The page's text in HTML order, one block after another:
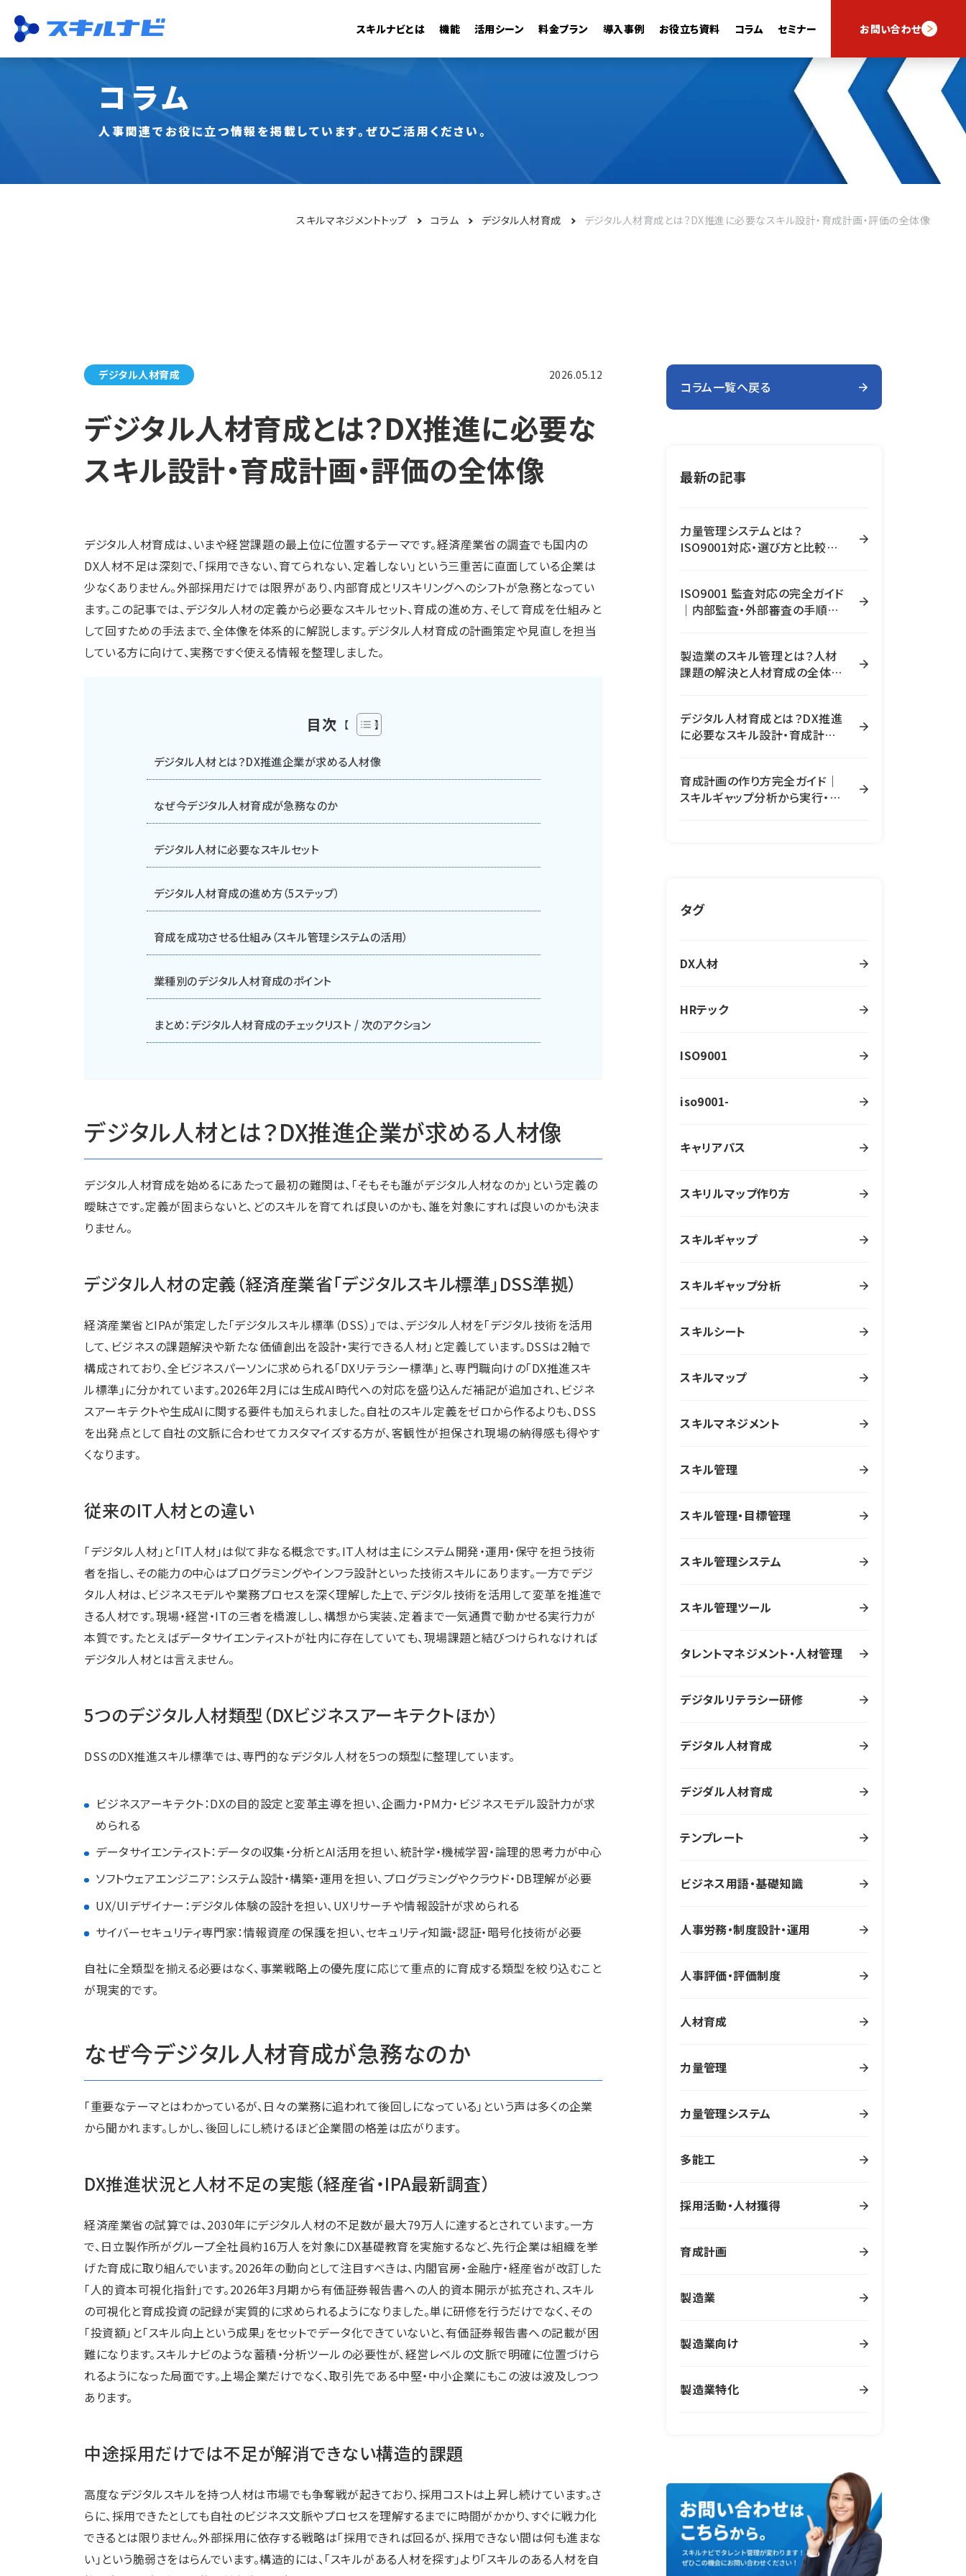
スキルナビとは 機能
機能一覧スキル管理
活用シーン
ISO運用収集・一元管理
料金プラン 導入事例 お役立ち資料 コラム セミナー お問い合わせ
コラム
人事関連でお役に立つ情報を掲載しています。ぜひご活用ください。
スキルマネジメントトップ コラム デジタル人材育成 デジタル人材育成とは？DX推進に必要なスキル設計・育成計画・評価の全体像
デジタル人材育成 2026.05.12
デジタル人材育成とは？DX推進に必要な
スキル設計・育成計画・評価の全体像
デジタル人材育成は、いまや経営課題の最上位に位置するテーマです。経済産業省の調査でも国内の
DX人材不足は深刻で、「採用できない、育てられない、定着しない」という三重苦に直面している企業は
少なくありません。外部採用だけでは限界があり、内部育成とリスキリングへのシフトが急務となってい
ます。この記事では、デジタル人材の定義から必要なスキルセット、育成の進め方、そして育成を仕組みと
して回すための手法まで、全体像を体系的に解説します。デジタル人材育成の計画策定や見直しを担当
している方に向けて、実務ですぐ使える情報を整理しました。
目次
デジタル人材とは？DX推進企業が求める人材像
なぜ今デジタル人材育成が急務なのか
デジタル人材に必要なスキルセット
デジタル人材育成の進め方（5ステップ）
育成を成功させる仕組み（スキル管理システムの活用）
業種別のデジタル人材育成のポイント
まとめ：デジタル人材育成のチェックリスト / 次のアクション
デジタル人材とは？DX推進企業が求める人材像
デジタル人材育成を始めるにあたって最初の難関は、「そもそも誰がデジタル人材なのか」という定義の
曖昧さです。定義が固まらないと、どのスキルを育てれば良いのかも、誰を対象にすれば良いのかも決ま
りません。
デジタル人材の定義（経済産業省「デジタルスキル標準」DSS準拠）
経済産業省とIPAが策定した「デジタルスキル標準（DSS）」では、デジタル人材を「デジタル技術を活用
して、ビジネスの課題解決や新たな価値創出を設計・実行できる人材」と定義しています。DSSは2軸で
構成されており、全ビジネスパーソンに求められる「DXリテラシー標準」と、専門職向けの「DX推進スキ
ル標準」に分かれています。2026年2月には生成AI時代への対応を盛り込んだ補記が追加され、ビジネ
スアーキテクトや生成AIに関する要件も加えられました。自社のスキル定義をゼロから作るよりも、DSS
を出発点として自社の文脈に合わせてカスタマイズする方が、客観性が担保され現場の納得感も得やす
くなります。
従来のIT人材との違い
「デジタル人材」と「IT人材」は似て非なる概念です。IT人材は主にシステム開発・運用・保守を担う技術
者を指し、その能力の中心はプログラミングやインフラ設計といった技術スキルにあります。一方でデジ
タル人材は、ビジネスモデルや業務プロセスを深く理解した上で、デジタル技術を活用して変革を推進で
きる人材です。現場・経営・ITの三者を橋渡しし、構想から実装、定着まで一気通貫で動かせる実行力が
本質です。たとえばデータサイエンティストが社内に存在していても、現場課題と結びつけられなければ
デジタル人材とは言えません。
5つのデジタル人材類型（DXビジネスアーキテクトほか）
DSSのDX推進スキル標準では、専門的なデジタル人材を5つの類型に整理しています。
ビジネスアーキテクト：DXの目的設定と変革主導を担い、企画力・PM力・ビジネスモデル設計力が求
められる
データサイエンティスト：データの収集・分析とAI活用を担い、統計学・機械学習・論理的思考力が中心
ソフトウェアエンジニア：システム設計・構築・運用を担い、プログラミングやクラウド・DB理解が必要
UX/UIデザイナー：デジタル体験の設計を担い、UXリサーチや情報設計が求められる
サイバーセキュリティ専門家：情報資産の保護を担い、セキュリティ知識・認証・暗号化技術が必要
自社に全類型を揃える必要はなく、事業戦略上の優先度に応じて重点的に育成する類型を絞り込むこと
が現実的です。
なぜ今デジタル人材育成が急務なのか
「重要なテーマとはわかっているが、日々の業務に追われて後回しになっている」という声は多くの企業
から聞かれます。しかし、後回しにし続けるほど企業間の格差は広がります。
DX推進状況と人材不足の実態（経産省・IPA最新調査）
経済産業省の試算では、2030年にデジタル人材の不足数が最大79万人に達するとされています。一方
で、日立製作所がグループ全社員約16万人を対象にDX基礎教育を実施するなど、先行企業は組織を挙
げた育成に取り組んでいます。2026年の動向として注目すべきは、内閣官房・金融庁・経産省が改訂した
「人的資本可視化指針」です。2026年3月期から有価証券報告書への人的資本開示が拡充され、スキル
の可視化と育成投資の記録が実質的に求められるようになりました。単に研修を行うだけでなく、その
「投資額」と「スキル向上という成果」をセットでデータ化できていないと、有価証券報告書への記載が困
難になります。スキルナビのような蓄積・分析ツールの必要性が、経営レベルの文脈で明確に位置づけら
れるようになった局面です。上場企業だけでなく、取引先である中堅・中小企業にもこの波は波及しつつ
あります。
中途採用だけでは不足が解消できない構造的課題
高度なデジタルスキルを持つ人材は市場でも争奪戦が起きており、採用コストは上昇し続けています。さ
らに、採用できたとしても自社のビジネス文脈やプロセスを理解するまでに時間がかかり、すぐに戦力化
できるとは限りません。外部採用に依存する戦略は「採用できれば回るが、採用できない間は何も進まな
い」という脆弱さをはらんでいます。構造的には、「スキルがある人材を探す」より「スキルのある人材を自
コラム一覧へ戻る
最新の記事
力量管理システムとは？
ISO9001対応・選び方と比較の
ISO9001 監査対応の完全ガイド
｜内部監査・外部審査の手順と
製造業のスキル管理とは？人材
課題の解決と人材育成の全体像
デジタル人材育成とは？DX推進
に必要なスキル設計・育成計画・
育成計画の作り方完全ガイド｜
スキルギャップ分析から実行・効
タグ
DX人材
HRテック
ISO9001
iso9001-
キャリアパス
スキリルマップ作り方
スキルギャップ
スキルギャップ分析
スキルシート
スキルマップ
スキルマネジメント
スキル管理
スキル管理・目標管理
スキル管理システム
スキル管理ツール
タレントマネジメント・人材管理
デジタルリテラシー研修
デジタル人材育成
デジダル人材育成
テンプレート
ビジネス用語・基礎知識
人事労務・制度設計・運用
人事評価・評価制度
人材育成
力量管理
力量管理システム
多能工
採用活動・人材獲得
育成計画
製造業
製造業向け
製造業特化